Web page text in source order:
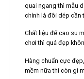
quai ngang thì mẫu
chính là đôi dép cần
Chất liệu đế cao su
chơi thì quá đẹp
Hàng chuẩn cực
mềm nữa thì còn gì